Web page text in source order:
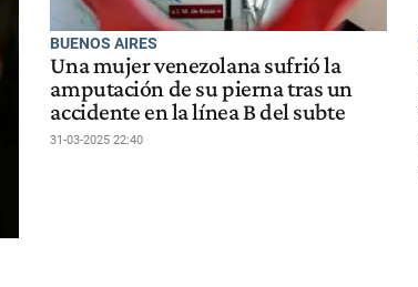
BUENOS AIRES
Una mujer venezolana sufrió la
amputación de su pierna tras un
accidente en la línea B del subte
31-03-2025 22:40